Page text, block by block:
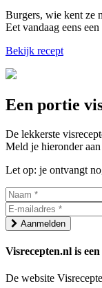
Burgers, wie kent ze
Eet vandaag eens
Bekijk recept
Een portie
De lekkerste
Meld je hieronder
Let op: je ontvangt
Aanmelden
Visrecepten.nl is
De website